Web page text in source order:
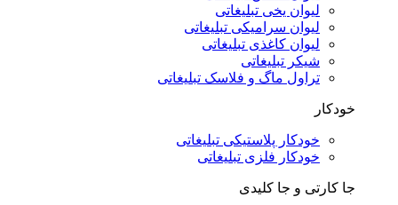
لیوان یخی تبلیغاتی
لیوان سرامیکی تبلیغاتی
لیوان کاغذی تبلیغاتی
شیکر تبلیغاتی
تراول ماگ و فلاسک تبلیغاتی
خودکار
خودکار پلاستیکی تبلیغاتی
خودکار فلزی تبلیغاتی
جا کارتی و جا کلیدی